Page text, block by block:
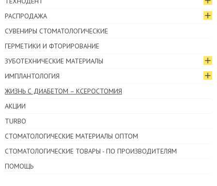
РАСПРОДАЖА
СУВЕНИРЫ СТОМАТОЛОГИЧЕСКИЕ
ГЕРМЕТИКИ И ФТОРИРОВАНИЕ
ЗУБОТЕХНИЧЕСКИЕ МАТЕРИАЛЫ
ИМПЛАНТОЛОГИЯ
ЖИЗНЬ С ДИАБЕТОМ – КСЕРОСТОМИЯ
АКЦИИ
TURBO
СТОМАТОЛОГИЧЕСКИЕ МАТЕРИАЛЫ ОПТОМ
СТОМАТОЛОГИЧЕСКИЕ ТОВАРЫ - ПО ПРОИЗВОДИТЕЛЯМ
ПОМОЩЬ